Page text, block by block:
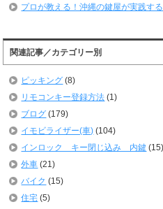
プロが教える！沖縄の鍵屋が実践す
関連記事／カテゴリー別
ピッキング (8)
リモコンキー登録方法 (1)
ブログ (179)
イモビライザー(車) (104)
インロック キー閉じ込み 内鍵 (15)
外車 (21)
バイク (15)
住宅 (5)